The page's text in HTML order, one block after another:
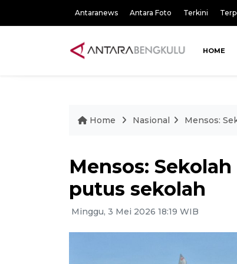
Antaranews Antara Foto Terkini
HOME
Home Nasional Mensos:
Mensos:
putus sekolah
Minggu, 3 Mei 2026 18:19 WIB